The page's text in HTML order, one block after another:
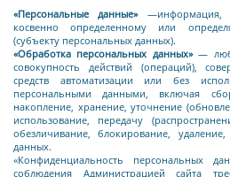
«Персональные данные»—информация,
косвенно определенному или
(субъекту персональных данных).
«Обработка персональных данных»—
совокупность действий (операций),
средств автоматизации или без
персональными данными, включая
накопление, хранение, уточнение
использование, передачу
обезличивание, блокирование,
данных.
«Конфиденциальность персональных
соблюдения Администрацией сайта